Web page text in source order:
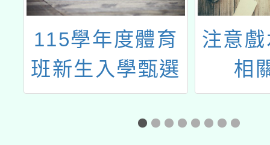
115學年度體育
班新生入學甄選
簡章(田徑、跆拳
道、擊劍)
注意
相